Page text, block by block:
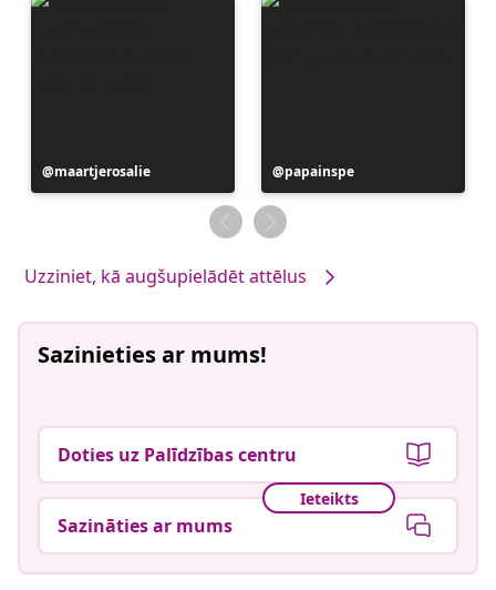
Ierakstu
publicējis
maartjerosalie
Ierakstu
publicējis
papainspe
Uzziniet, kā augšupielādēt attēlus
Sazinieties ar mums!
Doties uz Palīdzības centru
Ieteikts
Sazināties ar mums